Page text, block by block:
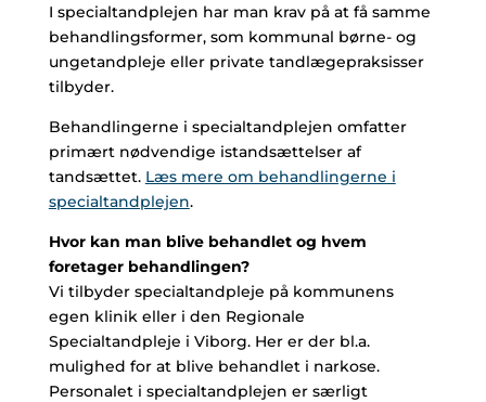
I specialtandplejen har man krav på at få samme
behandlingsformer, som kommunal børne- og
ungetandpleje eller private tandlægepraksisser
tilbyder.
Behandlingerne i specialtandplejen omfatter
primært nødvendige istandsættelser af
tandsættet. Læs mere om behandlingerne i
specialtandplejen.
Hvor kan man blive behandlet og hvem
foretager behandlingen?
Vi tilbyder specialtandpleje på kommunens
egen klinik eller i den Regionale
Specialtandpleje i Viborg. Her er der bl.a.
mulighed for at blive behandlet i narkose.
Personalet i specialtandplejen er særligt